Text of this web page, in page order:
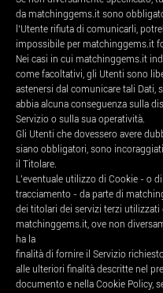
da matchinggems.it sono
l’Utente rifiuta di comunicarli,
impossibile per matchinggems.it
Nei casi in cui matchinggems.it
come facoltativi, gli Utenti sono
astenersi dal comunicare tali Dati,
abbia alcuna conseguenza sulla
Servizio o sulla sua operatività.
Gli Utenti che dovessero avere
siano obbligatori, sono
il Titolare.
L’eventuale utilizzo di Cookie - o
tracciamento - da parte di
dei titolari dei servizi terzi utilizzati
matchinggems.it, ove non
ha la
finalità di fornire il Servizio
alle ulteriori finalità descritte nel
documento e nella Cookie Policy,